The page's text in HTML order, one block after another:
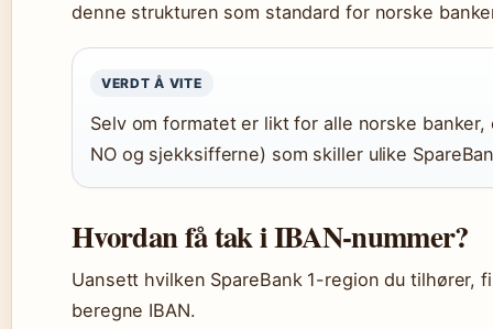
denne strukturen som standard for norske
VERDT Å VITE
Selv om formatet er likt for alle norske
NO og sjekksifferne) som skiller ulike
Hvordan få tak i IBAN-nummer?
Uansett hvilken SpareBank 1-region du tilhører,
beregne IBAN.